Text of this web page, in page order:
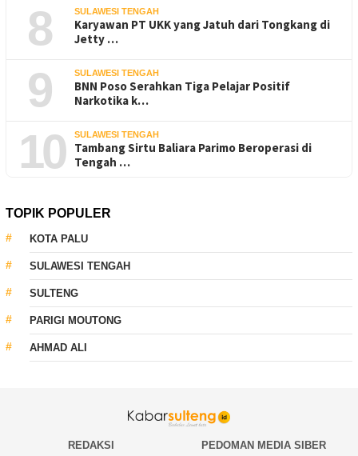
8 SULAWESI TENGAH
Karyawan PT UKK yang Jatuh dari Tongkang di
Jetty …
9 SULAWESI TENGAH
BNN Poso Serahkan Tiga Pelajar Positif
Narkotika k…
10 SULAWESI TENGAH
Tambang Sirtu Baliara Parimo Beroperasi di
Tengah …
TOPIK POPULER
KOTA PALU
SULAWESI TENGAH
SULTENG
PARIGI MOUTONG
AHMAD ALI
REDAKSI PEDOMAN MEDIA SIBER